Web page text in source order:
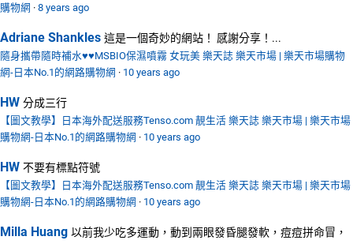
購物網 · 8 years ago
Adriane Shankles 這是一個奇妙的網站！ 感謝分享！...
隨身攜帶隨時補水♥♥MSBIO保濕噴霧 女玩美 樂天誌 樂天市場 | 樂天市場購物
網-日本No.1的網路購物網 · 10 years ago
HW 分成三行
【圖文教學】日本海外配送服務Tenso.com 靚生活 樂天誌 樂天市場 | 樂天市場
購物網-日本No.1的網路購物網 · 10 years ago
HW 不要有標點符號
【圖文教學】日本海外配送服務Tenso.com 靚生活 樂天誌 樂天市場 | 樂天市場
購物網-日本No.1的網路購物網 · 10 years ago
Milla Huang 以前我少吃多運動，動到兩眼發昏腿發軟，痘痘拼命冒，